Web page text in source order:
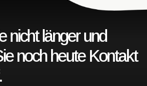
nicht länger und
noch heute Kontakt